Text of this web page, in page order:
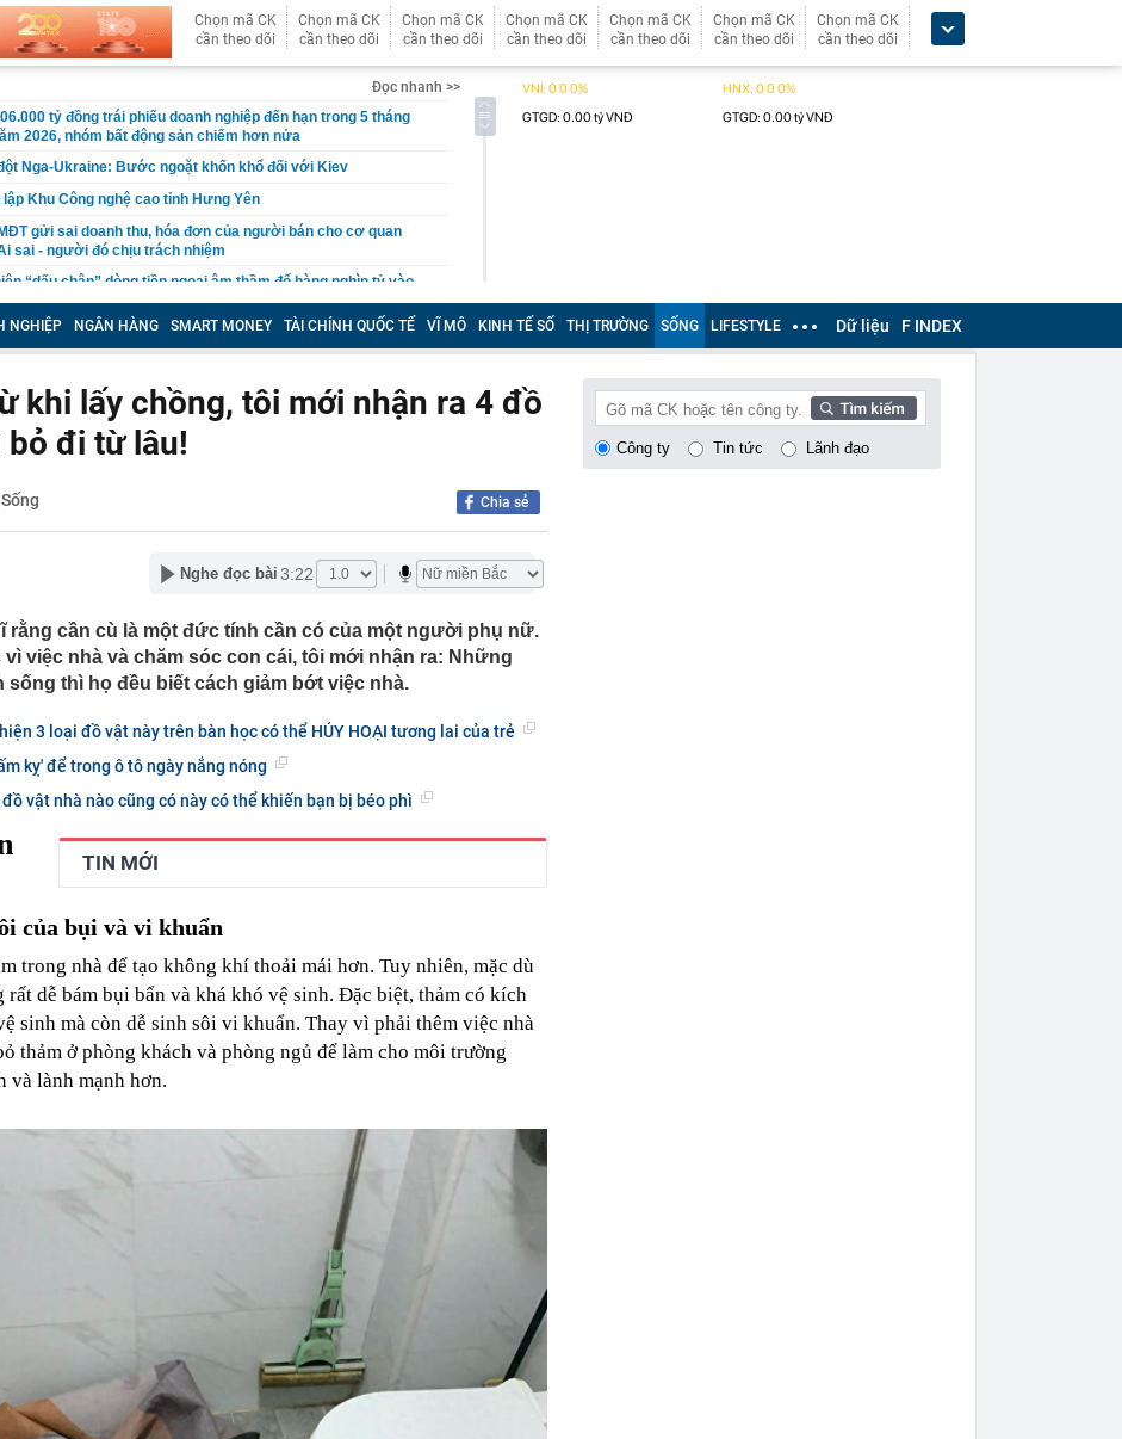
Chọn mã CK
cần theo dõi
Chọn mã CK
cần theo dõi
Chọn mã CK
cần theo dõi
Chọn mã CK
cần theo dõi
Chọn mã CK
cần theo dõi
Chọn mã CK
cần theo dõi
Chọn mã CK
cần theo dõi
Đọc nhanh >>
tỷ đồng trái phiếu doanh nghiệp đến hạn trong 5 tháng
2026, nhóm bất động sản chiếm hơn nửa
Nga-Ukraine: Bước ngoặt khốn khổ đối với Kiev
lập Khu Công nghệ cao tỉnh Hưng Yên
gửi sai doanh thu, hóa đơn của người bán cho cơ quan
sai - người đó chịu trách nhiệm
“dấu chân” dòng tiền ngoại âm thầm đổ hàng nghìn tỷ vào
khoán Việt Nam
2/8/2027 được gọi là ngày đặc biệt nhất của thế kỷ XXI?
người đàn ông SN 1984 phải làm việc với cơ quan chức năng
phát hiện 32/35 sinh viên trong lớp dùng AI làm bài chỉ nhờ
“bẫy” giấu trong đề thi
Lan bất ngờ bị đe dọa trước một đối thủ mới: Giá rẻ hơn hẳn,
cường chốt đơn
với nhà miền Tây: Rộng thênh thang không thấy điểm dừng,
lia góc nào cũng quá wow
Văn Bắc: Trải qua cuộc "Cuộc đại phẫu" không gây mê,
Novaland nỗ lực từng ngày để "sòng phẳng" với niềm tin của
hàng
viện Mỹ thông qua dự luật áp thuế lên tới 100% với nước mua
cảnh đại đô thị sinh thái 2 tỷ USD có 11km ven sông khiến MC Mai
“phải lòng” ngay trên sóng livestream
thẳng ra biển, nước chuyển từ mặn sang ngọt
ro
cửa khẩu Tân Sơn Nhất liên tiếp tìm, trao trả tài sản hành
quên trị giá hơn 2,5 tỷ đồng
NGHIỆP NGÂN HÀNG SMART MONEY TÀI CHÍNH QUỐC TẾ VĨ MÔ KINH TẾ SỐ THỊ TRƯỜNG SỐNG LIFESTYLE Dữ liệu F INDEX
khi lấy chồng, tôi mới nhận ra 4 đồ
bỏ đi từ lâu!
Sống Chia sẻ
Nghe đọc bài 3:22
rằng cần cù là một đức tính cần có của một người phụ nữ.
việc nhà và chăm sóc con cái, tôi mới nhận ra: Những
thì họ đều biết cách giảm bớt việc nhà.
3 loại đồ vật này trên bàn học có thể HỦY HOẠI tương lai của trẻ
kỵ' để trong ô tô ngày nắng nóng
đồ vật nhà nào cũng có này có thể khiến bạn bị béo phì
TIN MỚI
của bụi và vi khuẩn
trong nhà để tạo không khí thoải mái hơn. Tuy nhiên, mặc dù
rất dễ bám bụi bẩn và khá khó vệ sinh. Đặc biệt, thảm có kích
sinh mà còn dễ sinh sôi vi khuẩn. Thay vì phải thêm việc nhà
thảm ở phòng khách và phòng ngủ để làm cho môi trường
và lành mạnh hơn.
Công ty Tin tức Lãnh đạo